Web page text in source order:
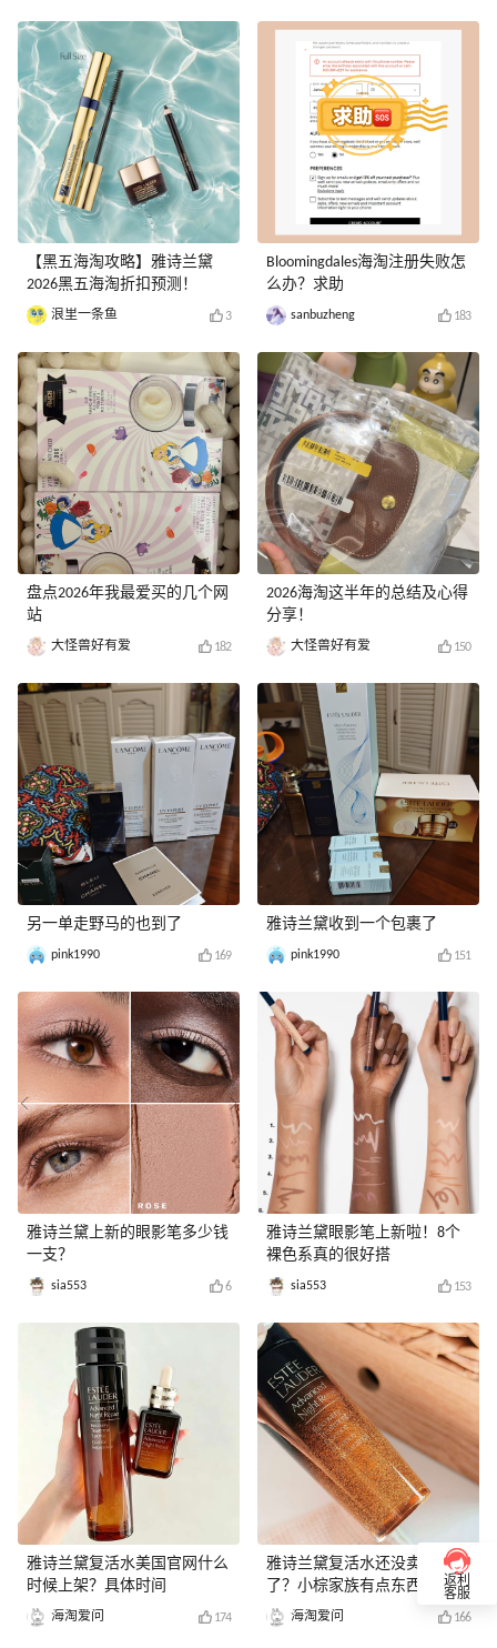
【黑五海淘攻略】雅诗兰黛
2026黑五海淘折扣预测！
浪里一条鱼 3
盘点2026年我最爱买的几个网
站
大怪兽好有爱 182
另一单走野马的也到了
pink1990 169
雅诗兰黛上新的眼影笔多少钱
一支？
sia553 6
雅诗兰黛复活水美国官网什么
时候上架？具体时间
海淘爱问 174
Bloomingdales海淘注册失败怎
么办？求助
sanbuzheng 183
2026海淘这半年的总结及心得
分享！
大怪兽好有爱 150
雅诗兰黛收到一个包裹了
pink1990 151
雅诗兰黛眼影笔上新啦！8个
裸色系真的很好搭
sia553 153
雅诗兰黛复活水还没卖就火
了？小棕家族有点东西！
海淘爱问 166
返利
客服